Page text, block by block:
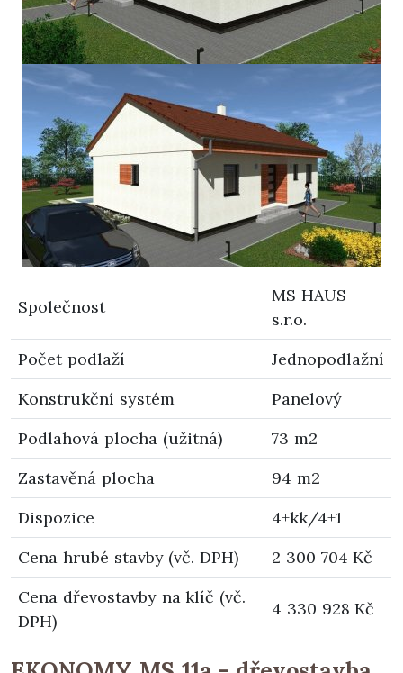
Společnost
MS HAUS
s.r.o.
Počet podlaží
Jednopodlažní
Konstrukční systém
Panelový
Podlahová plocha (užitná)
73 m2
Zastavěná plocha
94 m2
Dispozice
4+kk/4+1
Cena hrubé stavby (vč. DPH)
2 300 704 Kč
Cena dřevostavby na klíč (vč.
DPH)
4 330 928 Kč